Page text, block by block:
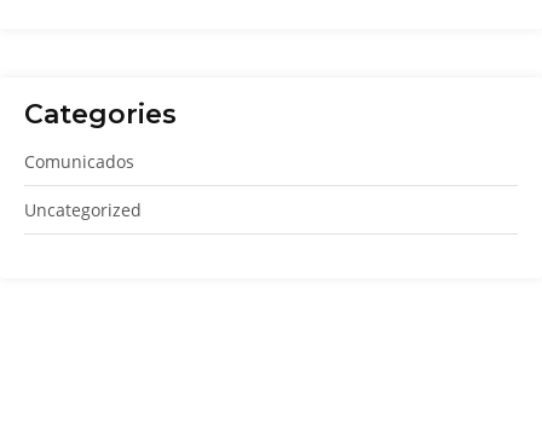
Categories
Comunicados
Uncategorized